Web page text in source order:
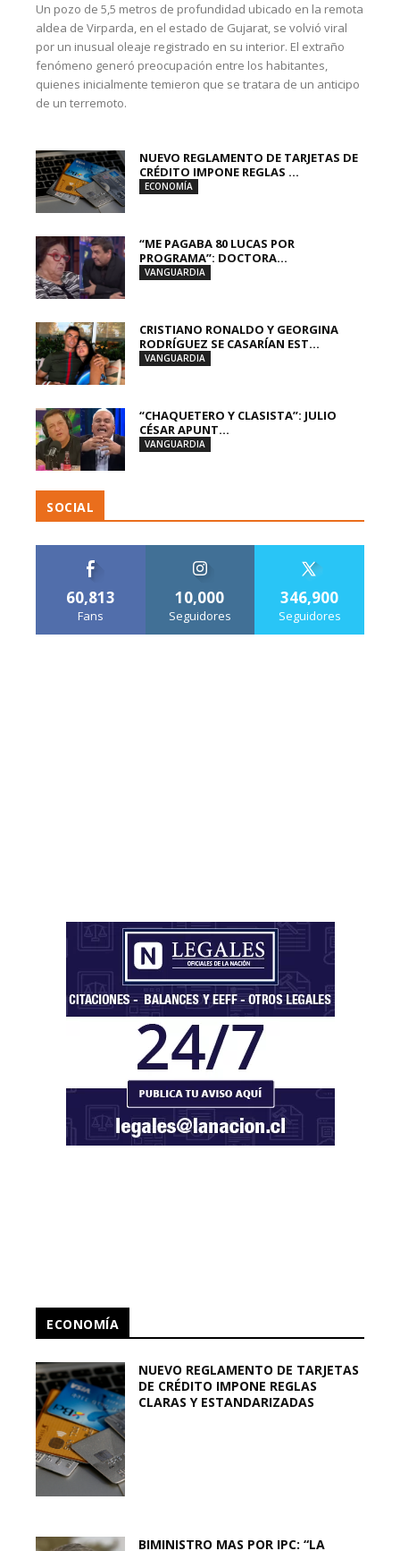
Un pozo de 5,5 metros de profundidad ubicado en la remota
aldea de Virparda, en el estado de Gujarat, se volvió viral
por un inusual oleaje registrado en su interior. El extraño
fenómeno generó preocupación entre los habitantes,
quienes inicialmente temieron que se tratara de un anticipo
de un terremoto.
NUEVO REGLAMENTO DE TARJETAS DE
CRÉDITO IMPONE REGLAS ...
ECONOMÍA
“ME PAGABA 80 LUCAS POR
PROGRAMA”: DOCTORA...
VANGUARDIA
CRISTIANO RONALDO Y GEORGINA
RODRÍGUEZ SE CASARÍAN EST...
VANGUARDIA
“CHAQUETERO Y CLASISTA”: JULIO
CÉSAR APUNT...
VANGUARDIA
SOCIAL
60,813
Fans
10,000
Seguidores
346,900
Seguidores
ECONOMÍA
NUEVO REGLAMENTO DE TARJETAS
DE CRÉDITO IMPONE REGLAS
CLARAS Y ESTANDARIZADAS
BIMINISTRO MAS POR IPC: “LA